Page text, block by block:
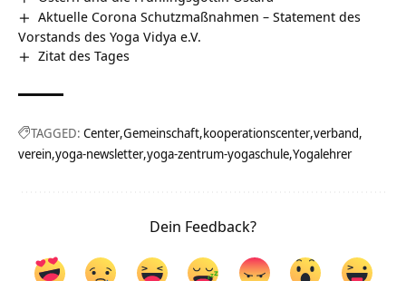
Aktuelle Corona Schutzmaßnahmen – Statement des
Vorstands des Yoga Vidya e.V.
Zitat des Tages
TAGGED: Center Gemeinschaft kooperationscenter verband
verein yoga-newsletter yoga-zentrum-yogaschule Yogalehrer
Dein Feedback?